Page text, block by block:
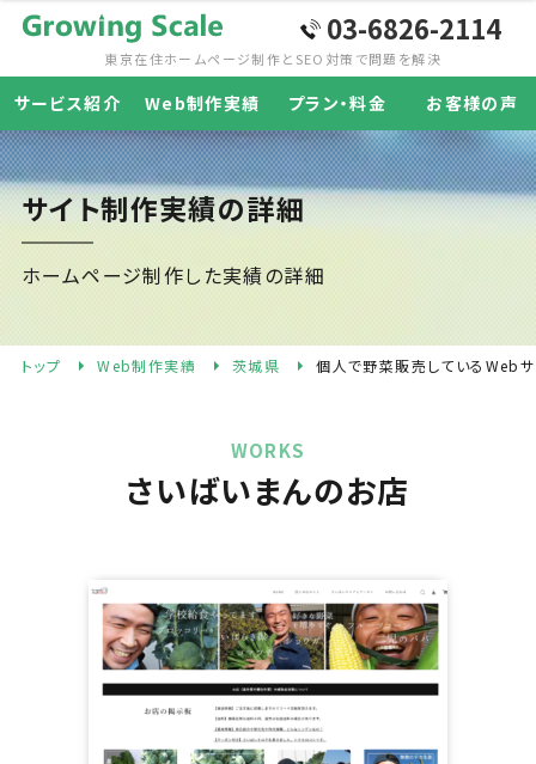
東京在住ホームページ制作と SEO対策で問題を解決
03-6826-2114
サービス紹介 Web制作実績 プラン・料金 お客様の声
サイト制作実績の詳細
ホームページ制作した実績の詳細
トップ Web制作実績 茨城県 個人で野菜販売しているWeb
WORKS
さいばいまんのお店